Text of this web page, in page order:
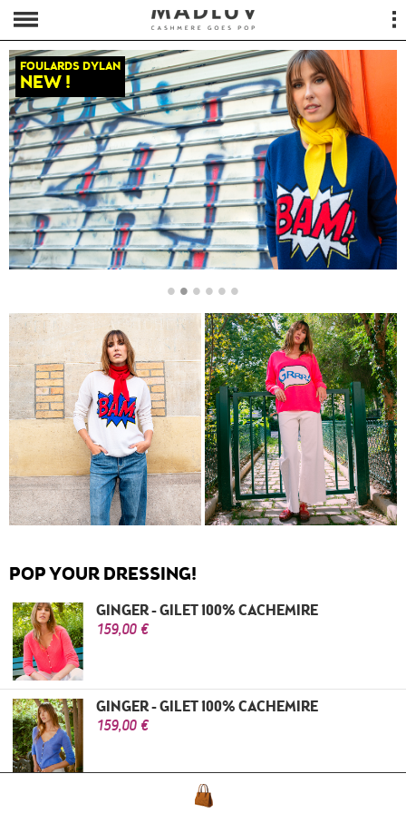
FOULARDS DYLAN
NEW !
••••••
POP YOUR DRESSING!
GINGER - GILET 100% CACHEMIRE
159,00 €
GINGER - GILET 100% CACHEMIRE
159,00 €
BUTTERFLY - PONCHO 100% CACHEMIRE